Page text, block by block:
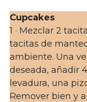
Cupcakes
1 · Mezclar 2
tacitas de
ambiente. Una
deseada, añadir
levadura, una
Remover bien y